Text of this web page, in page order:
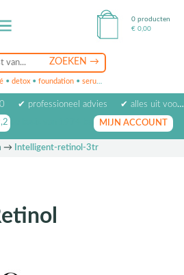
• detox • foundation • serum
0 producten
€ 0,00
✔ professioneel advies
✔ alles uit voorraad leverbaar
op basis van beoordelingen
MIJN ACCOUNT
→ Intelligent-retinol-3tr